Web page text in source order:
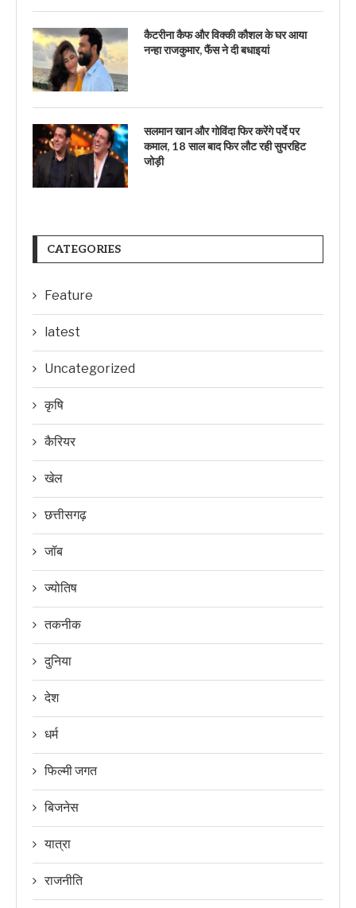
कैटरीना कैफ और विक्की कौशल के घर आया
नन्हा राजकुमार, फैंस ने दी बधाइयां
सलमान खान और गोविंदा फिर करेंगे पर्दे पर
कमाल, 18 साल बाद फिर लौट रही सुपरहिट
जोड़ी
CATEGORIES
Feature
latest
Uncategorized
कृषि
कैरियर
खेल
छत्तीसगढ़
जॉब
ज्योतिष
तकनीक
दुनिया
देश
धर्म
फिल्मी जगत
बिजनेस
यात्रा
राजनीति